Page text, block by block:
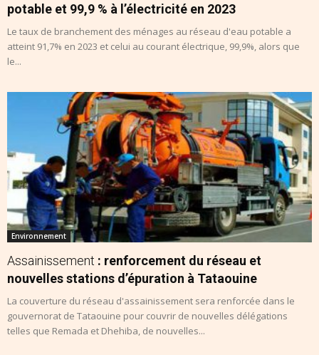
potable et 99,9 % à l’électricité en 2023
Le taux de branchement des ménages au réseau d'eau potable a
atteint 91,7% en 2023 et celui au courant électrique, 99,9%, alors que
le...
Environnement
Assainissement : renforcement du réseau et
nouvelles stations d’épuration à Tataouine
La couverture du réseau d'assainissement sera renforcée dans le
gouvernorat de Tataouine pour couvrir de nouvelles délégations
telles que Remada et Dhehiba, de nouvelles...